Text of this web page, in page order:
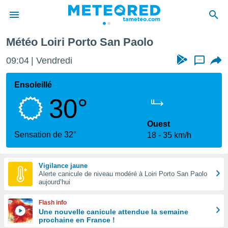
de
Météo Loiri Porto San Paolo
09:04 Vendredi ...
Ensoleillé
30°
Sensation de 32°
Ouest
18
35 km/h
Vigilance jaune
Alerte canicule de niveau modéré à Loiri Porto San Paolo
aujourd’hui
Flash info
Une nouvelle canicule attendue la semaine
prochaine en France !